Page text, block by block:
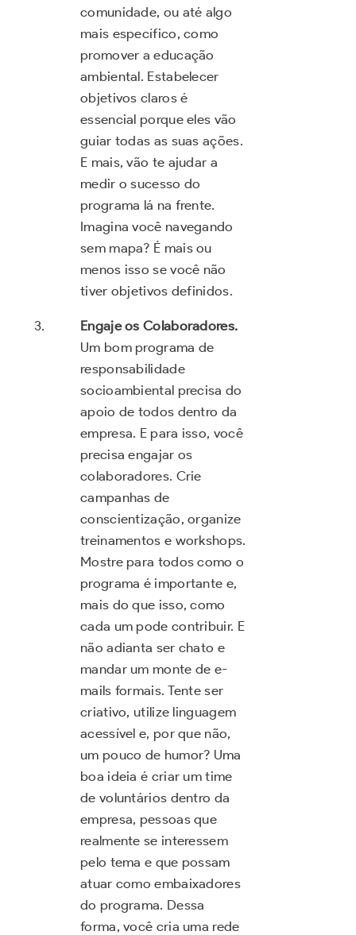
comunidade, ou até algo
mais específico, como
promover a educação
ambiental. Estabelecer
objetivos claros é
essencial porque eles vão
guiar todas as suas ações.
E mais, vão te ajudar a
medir o sucesso do
programa lá na frente.
Imagina você navegando
sem mapa? É mais ou
menos isso se você não
tiver objetivos definidos.
Engaje os Colaboradores.
Um bom programa de
responsabilidade
socioambiental precisa do
apoio de todos dentro da
empresa. E para isso, você
precisa engajar os
colaboradores. Crie
campanhas de
conscientização, organize
treinamentos e workshops.
Mostre para todos como o
programa é importante e,
mais do que isso, como
cada um pode contribuir. E
não adianta ser chato e
mandar um monte de e-
mails formais. Tente ser
criativo, utilize linguagem
acessível e, por que não,
um pouco de humor? Uma
boa ideia é criar um time
de voluntários dentro da
empresa, pessoas que
realmente se interessem
pelo tema e que possam
atuar como embaixadores
do programa. Dessa
forma, você cria uma rede